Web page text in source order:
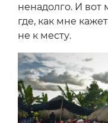
ненадолго. И вот
где, как мне
не к месту.